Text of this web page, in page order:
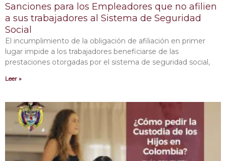
Sanciones para los Empleadores que no afilien
a sus trabajadores al Sistema de Seguridad
Social
El incumplimiento de la obligación de afiliación en primer
lugar impide a los trabajadores beneficiarse de las
prestaciones otorgadas por el sistema de seguridad social,
Leer »